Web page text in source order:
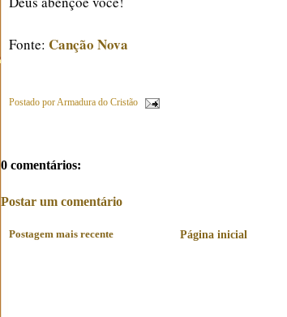
Fonte: Canção Nova
Postado porArmadura do Cristão
0 comentários:
Postar um comentário
Postagem mais recente Página inicial